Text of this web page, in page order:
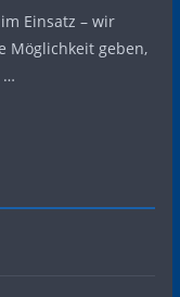
Einsatz – wir
Möglichkeit geben,
…